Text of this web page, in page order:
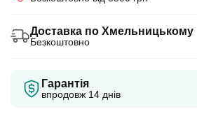
Доставка по Хмельницькому
Безкоштовно
Гарантія
впродовж 14 днів